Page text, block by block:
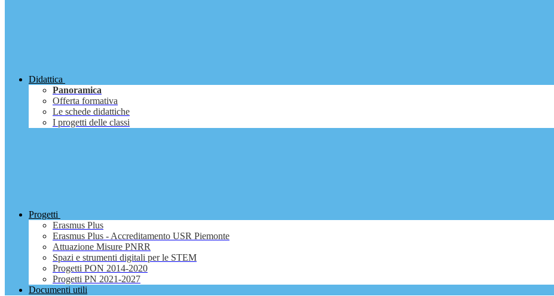
Didattica
Panoramica
Offerta formativa
Le schede didattiche
I progetti delle classi
Progetti
Erasmus Plus
Erasmus Plus - Accreditamento USR Piemonte
Attuazione Misure PNRR
Spazi e strumenti digitali per le STEM
Progetti PON 2014-2020
Progetti PN 2021-2027
Documenti utili